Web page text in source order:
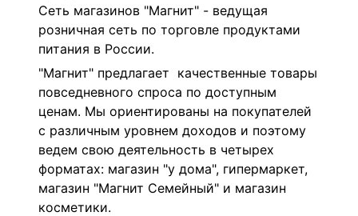
Сеть магазинов "Магнит" - ведущая
розничная сеть по торговле продуктами
питания в России.
"Магнит" предлагает качественные товары
повседневного спроса по доступным
ценам. Мы ориентированы на покупателей
с различным уровнем доходов и поэтому
ведем свою деятельность в четырех
форматах: магазин "у дома", гипермаркет,
магазин "Магнит Семейный" и магазин
косметики.